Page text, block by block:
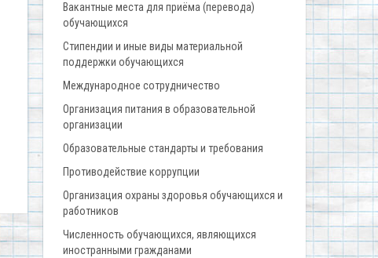
Вакантные места для приёма (перевода)
обучающихся
Стипендии и иные виды материальной
поддержки обучающихся
Международное сотрудничество
Организация питания в образовательной
организации
Образовательные стандарты и требования
Противодействие коррупции
Организация охраны здоровья обучающихся и
работников
Численность обучающихся, являющихся
иностранными гражданами